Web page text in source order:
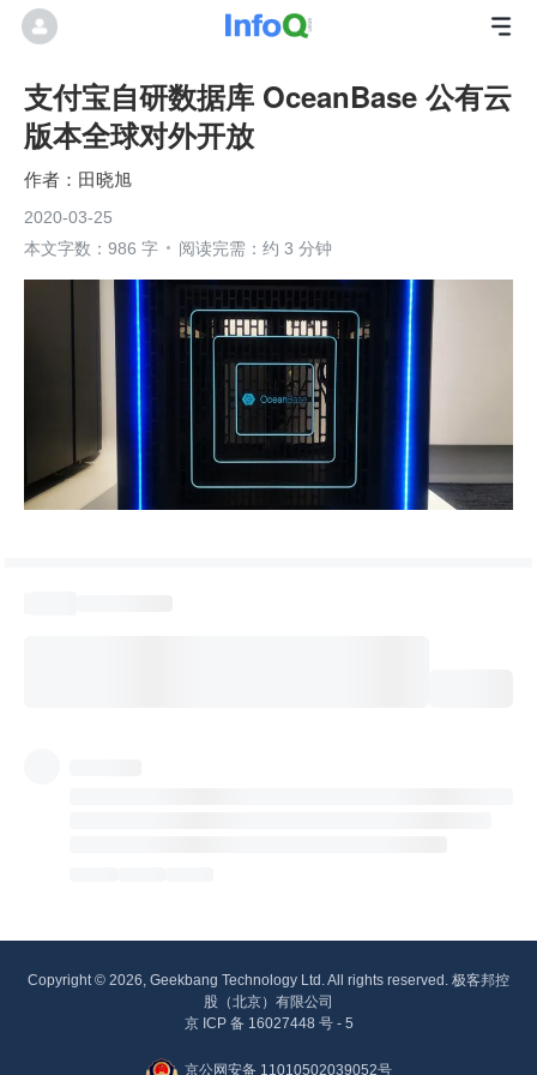
支付宝自研数据库 OceanBase 公有云
版本全球对外开放
田晓旭
2020-03-25
本文字数：986 字
阅读完需：约 3 分钟
Copyright © 2026, Geekbang Technology Ltd. All rights reserved. 极客邦控
股（北京）有限公司
京 ICP 备 16027448 号 - 5
京公网安备 11010502039052号